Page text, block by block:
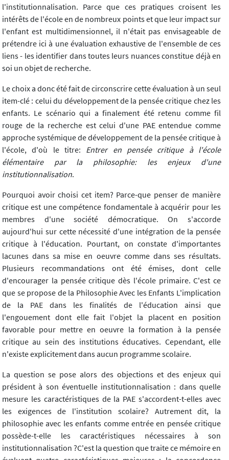
l'institutionnalisation. Parce que ces pratiques croisent les
intérêts de l'école en de nombreux points et que leur impact sur
l'enfant est multidimensionnel, il n'était pas envisageable de
prétendre ici à une évaluation exhaustive de l'ensemble de ces
liens - les identifier dans toutes leurs nuances constitue déjà en
soi un objet de recherche.
Le choix a donc été fait de circonscrire cette évaluation à un seul
item-clé : celui du développement de la pensée critique chez les
enfants. Le scénario qui a finalement été retenu comme fil
rouge de la recherche est celui d'une PAE entendue comme
approche systémique de développement de la pensée critique à
l'école, d'où le titre: Entrer en pensée critique à l'école
élémentaire par la philosophie: les enjeux d'une
institutionnalisation.
Pourquoi avoir choisi cet item? Parce-que penser de manière
critique est une compétence fondamentale à acquérir pour les
membres d'une société démocratique. On s'accorde
aujourd'hui sur cette nécessité d'une intégration de la pensée
critique à l'éducation. Pourtant, on constate d'importantes
lacunes dans sa mise en oeuvre comme dans ses résultats.
Plusieurs recommandations ont été émises, dont celle
d'encourager la pensée critique dès l'école primaire. C'est ce
que se propose de la Philosophie Avec les Enfants L'implication
de la PAE dans les finalités de l'éducation ainsi que
l'engouement dont elle fait l'objet la placent en position
favorable pour mettre en oeuvre la formation à la pensée
critique au sein des institutions éducatives. Cependant, elle
n'existe explicitement dans aucun programme scolaire.
La question se pose alors des objections et des enjeux qui
président à son éventuelle institutionnalisation : dans quelle
mesure les caractéristiques de la PAE s'accordent-t-elles avec
les exigences de l'institution scolaire? Autrement dit, la
philosophie avec les enfants comme entrée en pensée critique
possède-t-elle les caractéristiques nécessaires à son
institutionnalisation ?C'est la question que traite ce mémoire en